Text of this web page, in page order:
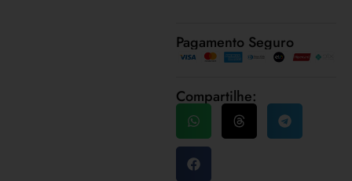
Pagamento Seguro
Compartilhe: